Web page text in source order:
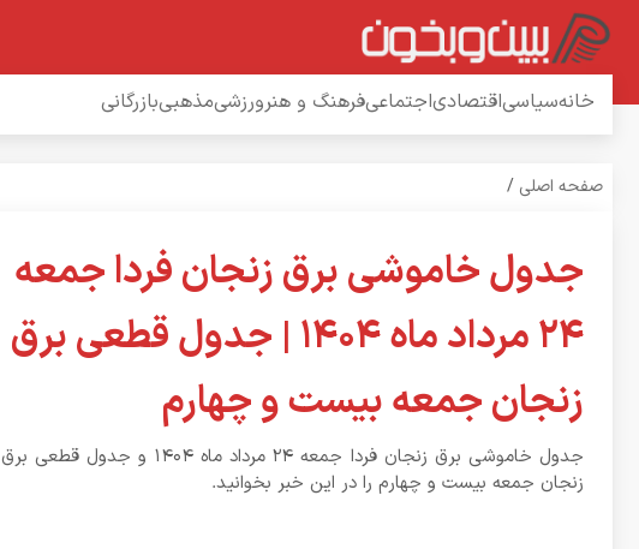
خانهسیاسیاقتصادیاجتماعیفرهنگ و هنرورزشیمذهبیبازرگانی
صفحه اصلی /
جدول خاموشی برق زنجان فردا جمعه
۲۴ مرداد ماه ۱۴۰۴ | جدول قطعی برق
زنجان جمعه بیست و چهارم
جدول خاموشی برق زنجان فردا جمعه ۲۴ مرداد ماه ۱۴۰۴ و جدول قطعی برق
زنجان جمعه بیست و چهارم را در این خبر بخوانید.